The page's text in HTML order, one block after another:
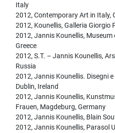
Italy
2012, Contemporary Art in Italy,
2012, Kounellis, Galleria Giorgio
2012, Jannis Kounellis, Museum
Greece
2012, S.T. – Jannis Kounellis,
Russia
2012, Jannis Kounellis. Disegni
Dublin, Ireland
2012, Jannis Kounellis,
Frauen, Magdeburg, Germany
2012, Jannis Kounellis, Blain
2012, Jannis Kounellis, Parasol